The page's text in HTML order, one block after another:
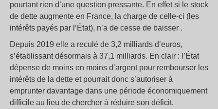
pourtant rien d’une question pressante. En effet si le stock
de dette augmente en France, la charge de celle-ci (les
intérêts payés par l’État), n’a de cesse de baisser .
Depuis 2019 elle a reculé de 3,2 milliards d’euros,
s’établissant désormais à 37,1 milliards. En clair : l’État
dépense de moins en moins d’argent pour rembourser les
intérêts de la dette et pourrait donc s’autoriser à
emprunter davantage dans une période économiquement
difficile au lieu de chercher à réduire son déficit.